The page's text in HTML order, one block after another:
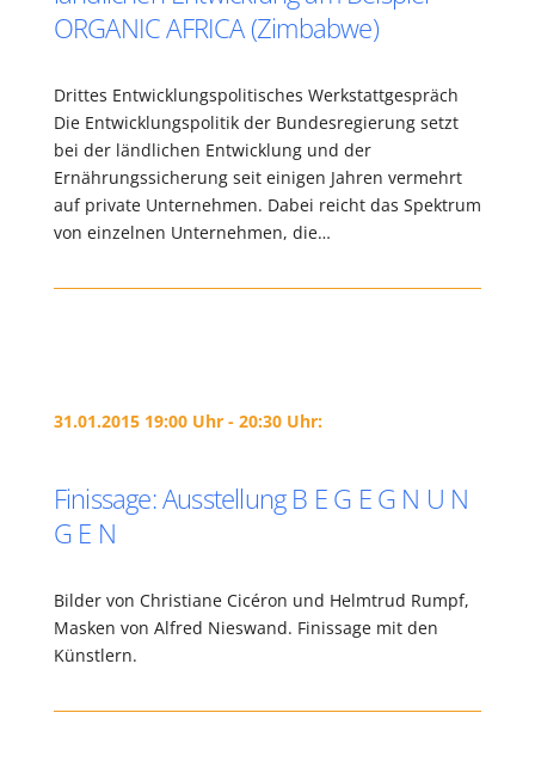
ORGANIC AFRICA (Zimbabwe)
Drittes Entwicklungspolitisches Werkstattgespräch
Die Entwicklungspolitik der Bundesregierung setzt
bei der ländlichen Entwicklung und der
Ernährungssicherung seit einigen Jahren vermehrt
auf private Unternehmen. Dabei reicht das Spektrum
von einzelnen Unternehmen, die…
31.01.2015 19:00 Uhr - 20:30 Uhr:
Finissage: Ausstellung B E G E G N U N
G E N
Bilder von Christiane Cicéron und Helmtrud Rumpf,
Masken von Alfred Nieswand. Finissage mit den
Künstlern.